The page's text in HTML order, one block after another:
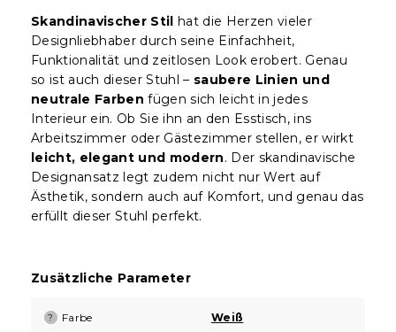
Skandinavischer Stil hat die Herzen vieler
Designliebhaber durch seine Einfachheit,
Funktionalität und zeitlosen Look erobert. Genau
so ist auch dieser Stuhl – saubere Linien und
neutrale Farben fügen sich leicht in jedes
Interieur ein. Ob Sie ihn an den Esstisch, ins
Arbeitszimmer oder Gästezimmer stellen, er wirkt
leicht, elegant und modern. Der skandinavische
Designansatz legt zudem nicht nur Wert auf
Ästhetik, sondern auch auf Komfort, und genau das
erfüllt dieser Stuhl perfekt.
Zusätzliche Parameter
? Farbe
Weiß